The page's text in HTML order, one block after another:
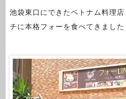
池袋東口にできたベトナム料理店
チに本格フォーを食べてきました